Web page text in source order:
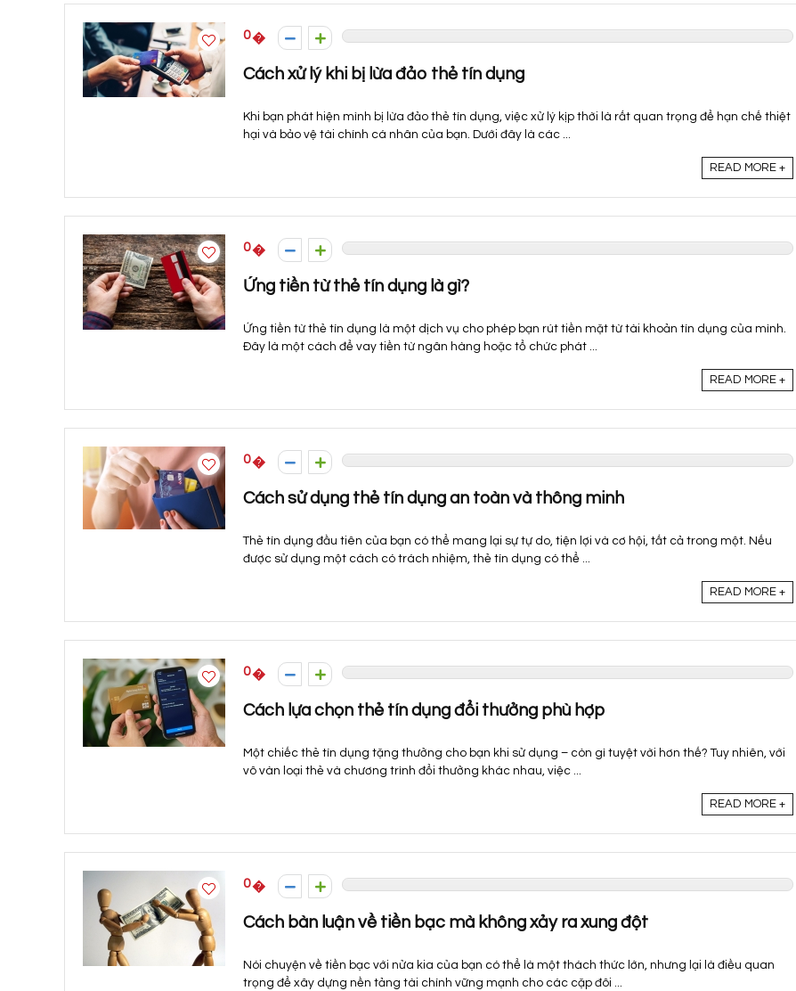
0
Cách xử lý khi bị lừa đảo thẻ tín dụng
Khi bạn phát hiện mình bị lừa đảo thẻ tín dụng, việc xử lý kịp thời là rất quan trọng để hạn chế thiệt
hại và bảo vệ tài chính cá nhân của bạn. Dưới đây là các ...
READ MORE +
0
Ứng tiền từ thẻ tín dụng là gì?
Ứng tiền từ thẻ tín dụng là một dịch vụ cho phép bạn rút tiền mặt từ tài khoản tín dụng của mình.
Đây là một cách để vay tiền từ ngân hàng hoặc tổ chức phát ...
READ MORE +
0
Cách sử dụng thẻ tín dụng an toàn và thông minh
Thẻ tín dụng đầu tiên của bạn có thể mang lại sự tự do, tiện lợi và cơ hội, tất cả trong một. Nếu
được sử dụng một cách có trách nhiệm, thẻ tín dụng có thể ...
READ MORE +
0
Cách lựa chọn thẻ tín dụng đổi thưởng phù hợp
Một chiếc thẻ tín dụng tặng thưởng cho bạn khi sử dụng – còn gì tuyệt vời hơn thế? Tuy nhiên, với
vô vàn loại thẻ và chương trình đổi thưởng khác nhau, việc ...
READ MORE +
0
Cách bàn luận về tiền bạc mà không xảy ra xung đột
Nói chuyện về tiền bạc với nửa kia của bạn có thể là một thách thức lớn, nhưng lại là điều quan
trọng để xây dựng nền tảng tài chính vững mạnh cho các cặp đôi ...